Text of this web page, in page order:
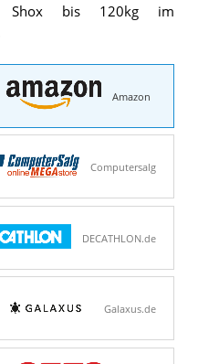
Shox bis 120kg im
Amazon
Computersalg
DECATHLON.de
Galaxus.de